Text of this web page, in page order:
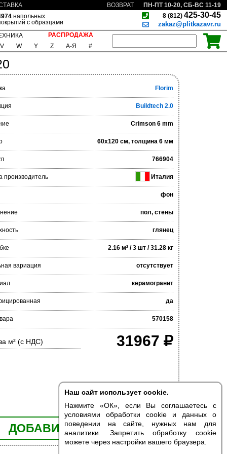
Наш сайт использует cookie.
Нажмите «ОК», если Вы соглашаетесь с
условиями обработки cookie и данных о
поведении на сайте, нужных нам для
аналитики. Запретить обработку cookie
можете через настройки вашего браузера.
ВОЗВРАТ
ПН-ПТ 10-20, СБ-ВС 11-19
напольных
с образцами
8 (812) 425-30-45
zakaz@plitkazavr.ru
РАСПРОДАЖА
V W Y Z А-Я #
Florim
Buildtech 2.0
Crimson 6 mm
60x120 см, толщина 6 мм
766904
производитель Италия
фон
пол, стены
глянец
2.16 м² / 3 шт / 31.28 кг
вариация отсутствует
керамогранит
да
570158
м² (с НДС) 31967
ДОБАВИТЬ В КОРЗИНУ